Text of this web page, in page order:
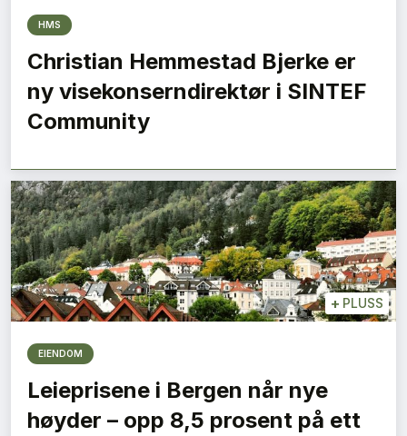
HMS
Christian Hemmestad Bjerke er
ny visekonserndirektør i SINTEF
Community
+ PLUSS
EIENDOM
Leieprisene i Bergen når nye
høyder – opp 8,5 prosent på ett